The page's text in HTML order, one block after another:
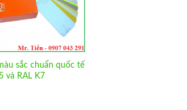
sắc chuẩn quốc tế
và RAL K7